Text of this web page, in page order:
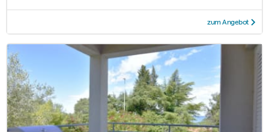
zum Angebot